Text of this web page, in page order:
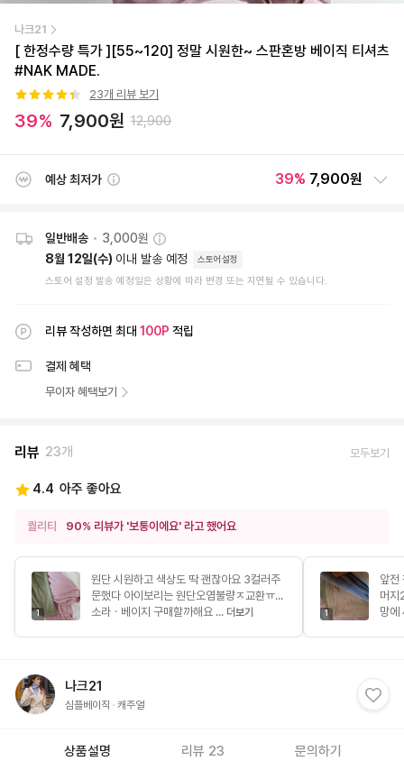
나크21
[ 한정수량 특가 ][55~120] 정말 시원한~ 스판혼방 베이직 티셔츠
#NAK MADE.
23개 리뷰 보기
39% 7,900원 12,900
예상 최저가 39% 7,900원
일반배송 • 3,000원
8월 12일(수) 이내 발송 예정 스토어설정
스토어 설정 발송 예정일은 상황에 따라 변경 또는 지연될 수 있습니다.
리뷰 작성하면 최대 100P 적립
결제 혜택
무이자 혜택보기
리뷰 23개 모두보기
4.4 아주 좋아요
퀄리티 90% 리뷰가 '보통이에요' 라고 했어요
1
원단 시원하고 색상도 딱 괜찮아요 3컬러주
문했다 아이보리는 원단오염불량ㅈ교환ㅠ...
소라ㆍ베이지 구매할까해요 ... 더보기 1
앞전
머지
망에
나크21
심플베이직 캐주얼
상품설명 리뷰 23 문의하기